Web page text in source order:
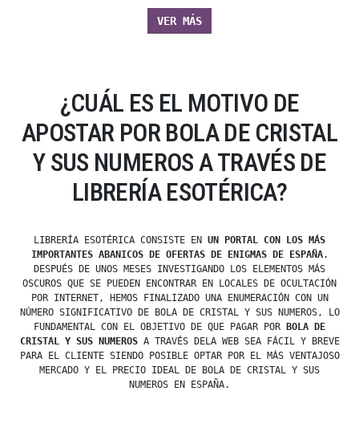
VER MÁS
¿CUÁL ES EL MOTIVO DE
APOSTAR POR BOLA DE CRISTAL
Y SUS NUMEROS A TRAVÉS DE
LIBRERÍA ESOTÉRICA?
LIBRERÍA ESOTÉRICA CONSISTE EN UN PORTAL CON LOS MÁS
IMPORTANTES ABANICOS DE OFERTAS DE ENIGMAS DE ESPAÑA.
DESPUÉS DE UNOS MESES INVESTIGANDO LOS ELEMENTOS MÁS
OSCUROS QUE SE PUEDEN ENCONTRAR EN LOCALES DE OCULTACIÓN
POR INTERNET, HEMOS FINALIZADO UNA ENUMERACIÓN CON UN
NÚMERO SIGNIFICATIVO DE BOLA DE CRISTAL Y SUS NUMEROS, LO
FUNDAMENTAL CON EL OBJETIVO DE QUE PAGAR POR
BOLA DE
CRISTAL Y SUS NUMEROSA TRAVÉS DELA WEB SEA FÁCIL Y BREVE
PARA EL CLIENTE SIENDO POSIBLE OPTAR POR EL MÁS VENTAJOSO
MERCADO Y EL PRECIO IDEAL DE BOLA DE CRISTAL Y SUS
NUMEROS EN ESPAÑA.